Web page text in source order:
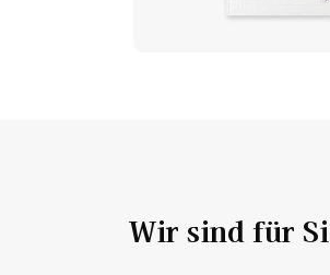
Wir sind für